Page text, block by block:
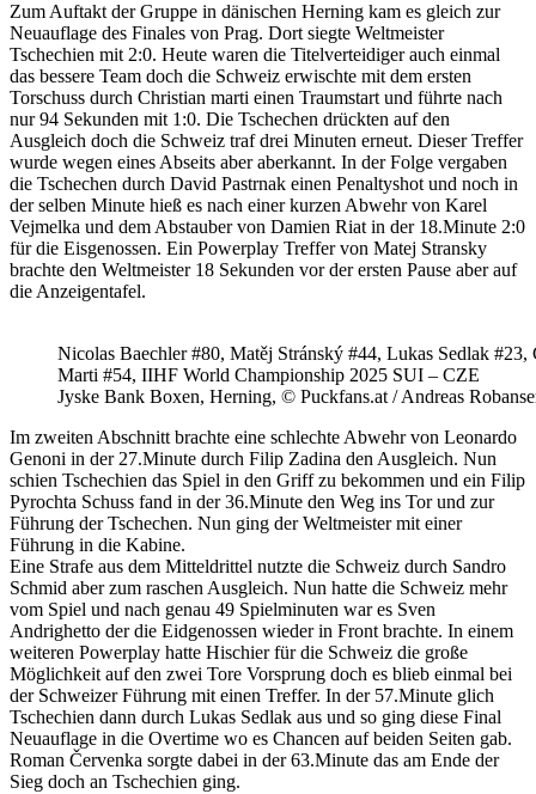
Zum Auftakt der Gruppe in dänischen Herning kam es gleich zur
Neuauflage des Finales von Prag. Dort siegte Weltmeister
Tschechien mit 2:0. Heute waren die Titelverteidiger auch einmal
das bessere Team doch die Schweiz erwischte mit dem ersten
Torschuss durch Christian marti einen Traumstart und führte nach
nur 94 Sekunden mit 1:0. Die Tschechen drückten auf den
Ausgleich doch die Schweiz traf drei Minuten erneut. Dieser Treffer
wurde wegen eines Abseits aber aberkannt. In der Folge vergaben
die Tschechen durch David Pastrnak einen Penaltyshot und noch in
der selben Minute hieß es nach einer kurzen Abwehr von Karel
Vejmelka und dem Abstauber von Damien Riat in der 18.Minute 2:0
für die Eisgenossen. Ein Powerplay Treffer von Matej Stransky
brachte den Weltmeister 18 Sekunden vor der ersten Pause aber auf
die Anzeigentafel.
Nicolas Baechler #80, Matěj Stránský #44, Lukas Sedlak #23,
Marti #54, IIHF World Championship 2025 SUI – CZE
Jyske Bank Boxen, Herning, © Puckfans.at / Andreas
Im zweiten Abschnitt brachte eine schlechte Abwehr von Leonardo
Genoni in der 27.Minute durch Filip Zadina den Ausgleich. Nun
schien Tschechien das Spiel in den Griff zu bekommen und ein Filip
Pyrochta Schuss fand in der 36.Minute den Weg ins Tor und zur
Führung der Tschechen. Nun ging der Weltmeister mit einer
Führung in die Kabine.
Eine Strafe aus dem Mitteldrittel nutzte die Schweiz durch Sandro
Schmid aber zum raschen Ausgleich. Nun hatte die Schweiz mehr
vom Spiel und nach genau 49 Spielminuten war es Sven
Andrighetto der die Eidgenossen wieder in Front brachte. In einem
weiteren Powerplay hatte Hischier für die Schweiz die große
Möglichkeit auf den zwei Tore Vorsprung doch es blieb einmal bei
der Schweizer Führung mit einen Treffer. In der 57.Minute glich
Tschechien dann durch Lukas Sedlak aus und so ging diese Final
Neuauflage in die Overtime wo es Chancen auf beiden Seiten gab.
Roman Červenka sorgte dabei in der 63.Minute das am Ende der
Sieg doch an Tschechien ging.